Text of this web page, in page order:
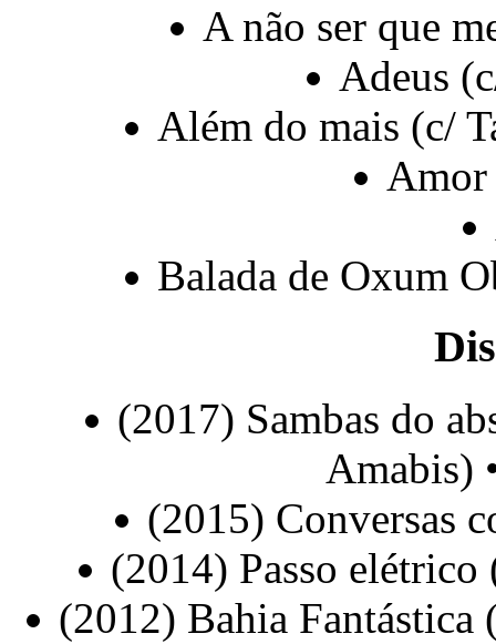
A não ser que
Adeus
Além do mais (c/
Amor
Balada de Oxum
(2017) Sambas do
Amabis)
(2015) Conversas
(2014) Passo
(2012) Bahia